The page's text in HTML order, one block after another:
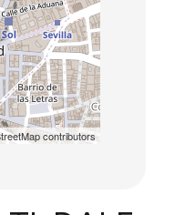
contributors